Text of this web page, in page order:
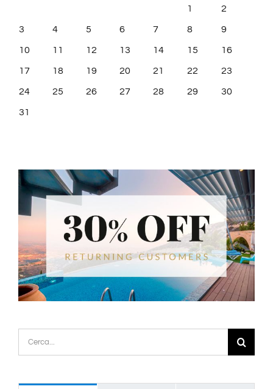
1 2
3 4 5 6 7 8 9
10 11 12 13 14 15 16
17 18 19 20 21 22 23
24 25 26 27 28 29 30
31
Cerca
per: